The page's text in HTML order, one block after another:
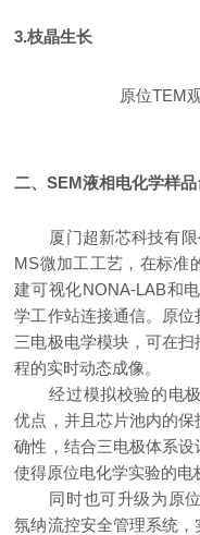
3.枝晶生长
原位TEM
二、SEM液相电化学样品
厦门超新芯科技有限
MS微加工工艺，在标准
建可视化NONA-LAB和
学工作站连接通信。原
三电极电学模块，可在
程的实时动态成像。
经过模拟校验的电
优点，并且芯片池内的
确性，结合三电极体系设
使得原位电化学实验的电
同时也可升级为原
氛纳流控安全管理系统，